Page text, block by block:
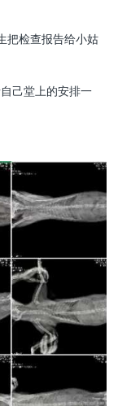
把检查报告给小姑
己堂上的安排一